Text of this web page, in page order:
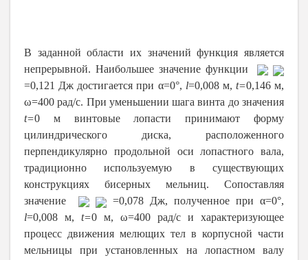
В заданной области их значений функция является
непрерывной. Наибольшее значение функции
=0,121 Дж достигается при α=0°, l=0,008 м, t=0,146 м,
ω=400 рад/с. При уменьшении шага винта до значения
t=0 м винтовые лопасти принимают форму
цилиндрического диска, расположенного
перпендикулярно продольной оси лопастного вала,
традиционно используемую в существующих
конструкциях бисерных мельниц. Сопоставляя
значение
=0,078 Дж, полученное при α=0°,
l=0,008 м, t=0 м, ω=400 рад/с и характеризующее
процесс движения мелющих тел в корпусной части
мельницы при установленных на лопастном валу